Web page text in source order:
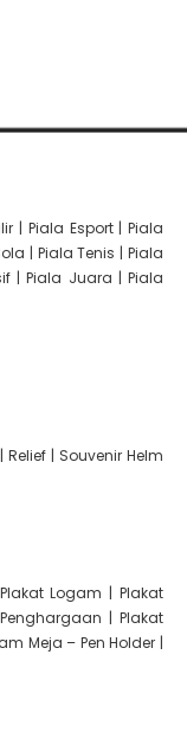
| Piala Esport| Piala
| Piala Tenis |Piala
|Piala Juara |Piala
|Relief | Souvenir Helm
Plakat Logam |Plakat
|Plakat
Meja – Pen Holder |